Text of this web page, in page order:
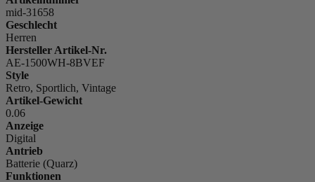
mid-31658
Geschlecht
Herren
Hersteller Artikel-Nr.
AE-1500WH-8BVEF
Style
Retro, Sportlich, Vintage
Artikel-Gewicht
0.06
Anzeige
Digital
Antrieb
Batterie (Quarz)
Funktionen